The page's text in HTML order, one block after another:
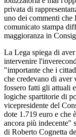
privata di
uno dei commenti
comunicato stampa
maggioranza in
La Lega spiega di
intervenire
"importante che i
che credevano di aver
fossero fatti gli attuali
logiche spartitorie di
vicepresidente del
dote 1.719 euro e che
ancora più indecente"
di Roberto Cognetta